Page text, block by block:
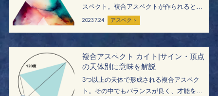
スペクト。複合アスペクトが作られると、
ホロスコープのなかに幾何学図形が出来上
ないほどの強い影響力を発揮します。 複合
アス…
2023.7.24 アスペクト
複合アスペクト カイト|サイン・頂点
の天体別に意味を解説
3つ以上の天体で形成される複合アスペク
ト。その中でもバランスが良く、才能を発